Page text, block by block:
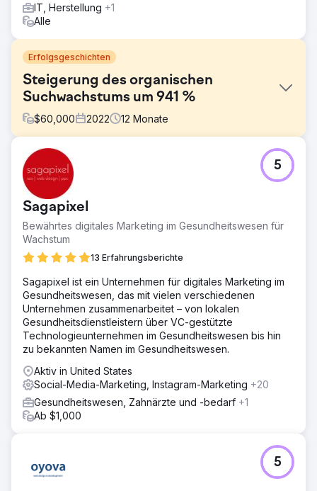
IT, Herstellung +1
Alle
Erfolgsgeschichten
Steigerung des organischen
Suchwachstums um 941 %
$60,000 2022 12 Monate
Herausforderung
Benchmark, Australiens größtes unabhängiges
Unternehmensvermittlungsunternehmen, musste seine
Online-Präsenz stärken und den organischen
Suchverkehr skalieren. Trotz seiner starken nationalen
Präsenz und Reputation war das Unternehmen einem
intensiven Wettbewerb um hochwertige Branchen-
Keywords ausgesetzt und benötigte eine nachhaltige
digitale Strategie, um seine Führungsposition zu
behaupten.
Lösung
Wir führten ein umfassendes SEO- und Google Ads-Audit
durch und identifizierten dabei 16 vorrangige und 84
sekundäre Keywords. Unsere Strategie umfasste die
Erstellung von Nischeninhalten, keyword-fokussierte
Landingpages und technische Website-Optimierungen
zur Verbesserung der Rankings und Steigerung des
Traffics.
Ergebnis
Keywords auf Seite 1. Der organische Suchverkehr wuchs
um außergewöhnliche 941 %, was einem jährlichen
organischen Traffic-Wert von 55.600 US-Dollar entspricht.
Sagapixel
Bewährtes digitales Marketing im Gesundheitswesen für
Wachstum
13 Erfahrungsberichte
5
Sagapixel ist ein Unternehmen für digitales Marketing im
Gesundheitswesen, das mit vielen verschiedenen
Unternehmen zusammenarbeitet – von lokalen
Gesundheitsdienstleistern über VC-gestützte
Technologieunternehmen im Gesundheitswesen bis hin
zu bekannten Namen im Gesundheitswesen.
Aktiv in United States
Social-Media-Marketing, Instagram-Marketing +20
Gesundheitswesen, Zahnärzte und -bedarf +1
Ab $1,000
5